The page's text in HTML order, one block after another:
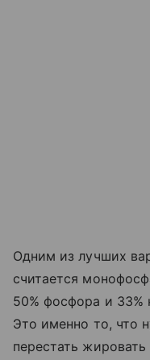
Одним из лучших
считается
50% фосфора и 33%
Это именно то, что
перестать жировать